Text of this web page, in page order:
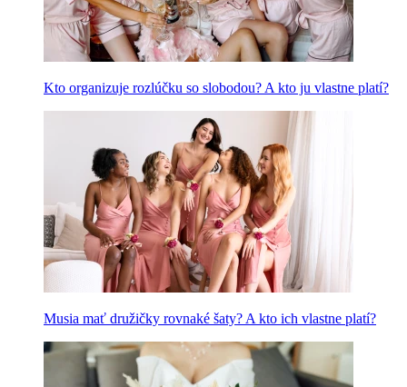
Kto organizuje rozlúčku so slobodou? A kto ju vlastne platí?
Musia mať družičky rovnaké šaty? A kto ich vlastne platí?